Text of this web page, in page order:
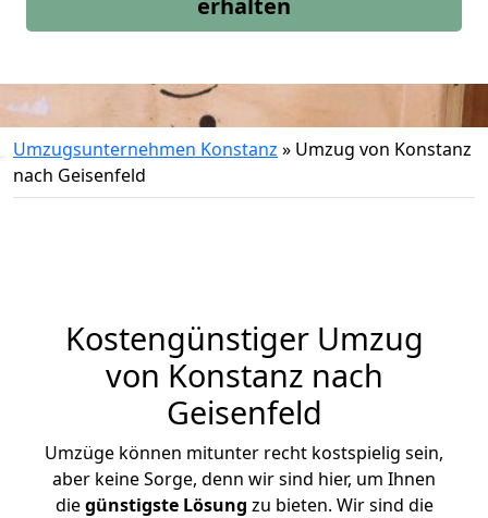
erhalten
Umzugsunternehmen Konstanz » Umzug von Konstanz
nach Geisenfeld
Kostengünstiger Umzug
von Konstanz nach
Geisenfeld
Umzüge können mitunter recht kostspielig sein,
aber keine Sorge, denn wir sind hier, um Ihnen
diegünstigste Lösung zu bieten. Wir sind die